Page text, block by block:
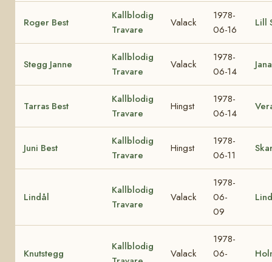
Roger Best
Kallblodig
Travare
Valack
1978-
06-16
Lill
Stegg Janne
Kallblodig
Travare
Valack
1978-
06-14
Jana
Tarras Best
Kallblodig
Travare
Hingst
1978-
06-14
Juni Best
Kallblodig
Travare
Hingst
1978-
06-11
Lindål
Kallblodig
Travare
Valack
1978-
06-
09
Knutstegg
Kallblodig
Valack
1978-
06-